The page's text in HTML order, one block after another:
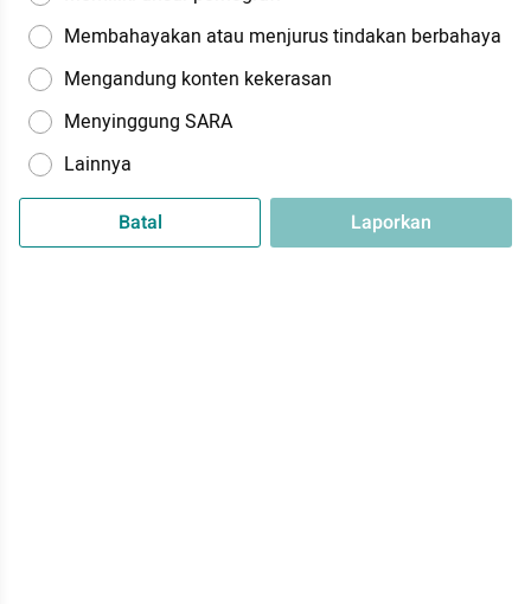
Membahayakan atau menjurus tindakan berbahaya
Mengandung konten kekerasan
Menyinggung SARA
Lainnya
Batal Laporkan